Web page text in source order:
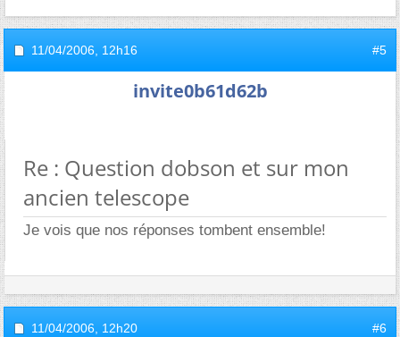
11/04/2006, 12h16 #5
invite0b61d62b
Re : Question dobson et sur mon
ancien telescope
Je vois que nos réponses tombent ensemble!
11/04/2006, 12h20 #6